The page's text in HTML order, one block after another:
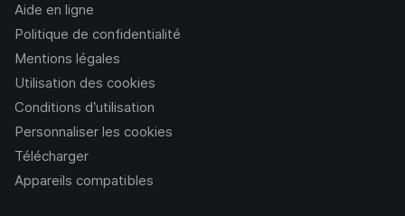
Aide en ligne
Politique de confidentialité
Mentions légales
Utilisation des cookies
Conditions d’utilisation
Personnaliser les cookies
Télécharger
Appareils compatibles